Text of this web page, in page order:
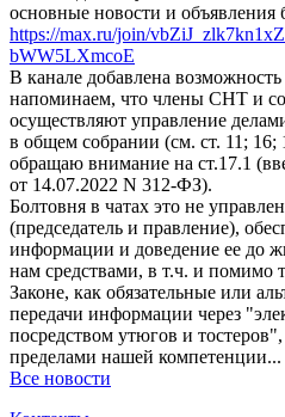
основные новости и объявления
https://max.ru/join/
bWW5LXmcoE
В канале добавлена
напоминаем, что члены СНТ и
осуществляют управление
в общем собрании (см. ст. 11;
обращаю внимание на ст.17.1
от 14.07.2022 N 312-ФЗ).
Болтовня в чатах это не
(председатель и правление),
информации и доведение ее до
нам средствами, в т.ч. и помимо
Законе, как обязательные или
передачи информации через
посредством утюгов и
пределами нашей компетенции...
Все новости